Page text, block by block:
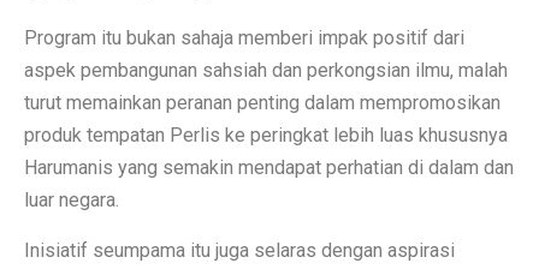
Program itu bukan sahaja memberi impak positif dari
aspek pembangunan sahsiah dan perkongsian ilmu, malah
turut memainkan peranan penting dalam mempromosikan
produk tempatan Perlis ke peringkat lebih luas khususnya
Harumanis yang semakin mendapat perhatian di dalam dan
luar negara.
Inisiatif seumpama itu juga selaras dengan aspirasi